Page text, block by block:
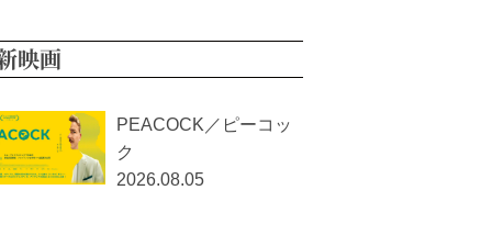
映画
PEACOCK／ピーコッ
ク
2026.08.05